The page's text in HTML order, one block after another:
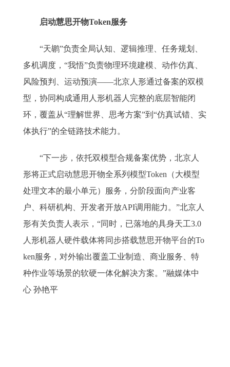
启动慧思开物Token服务
“天鹕”负责全局认知、逻辑推理、任务规划、
多机调度，“我悟”负责物理环境建模、动作仿真、
风险预判、运动预演——北京人形通过备案的双模
型，协同构成通用人形机器人完整的底层智能闭
环，覆盖从“理解世界、思考方案”到“仿真试错、实
体执行”的全链路技术能力。
“下一步，依托双模型合规备案优势，北京人
形将正式启动慧思开物全系列模型Token（大模型
处理文本的最小单元）服务，分阶段面向产业客
户、科研机构、开发者开放API调用能力。”北京人
形有关负责人表示，“同时，已落地的具身天工3.0
人形机器人硬件载体将同步搭载慧思开物平台的To
ken服务，对外输出覆盖工业制造、商业服务、特
种作业等场景的软硬一体化解决方案。”融媒体中
心 孙艳平